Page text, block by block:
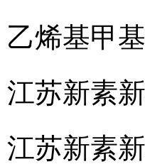
乙烯基甲
江苏新素
江苏新素